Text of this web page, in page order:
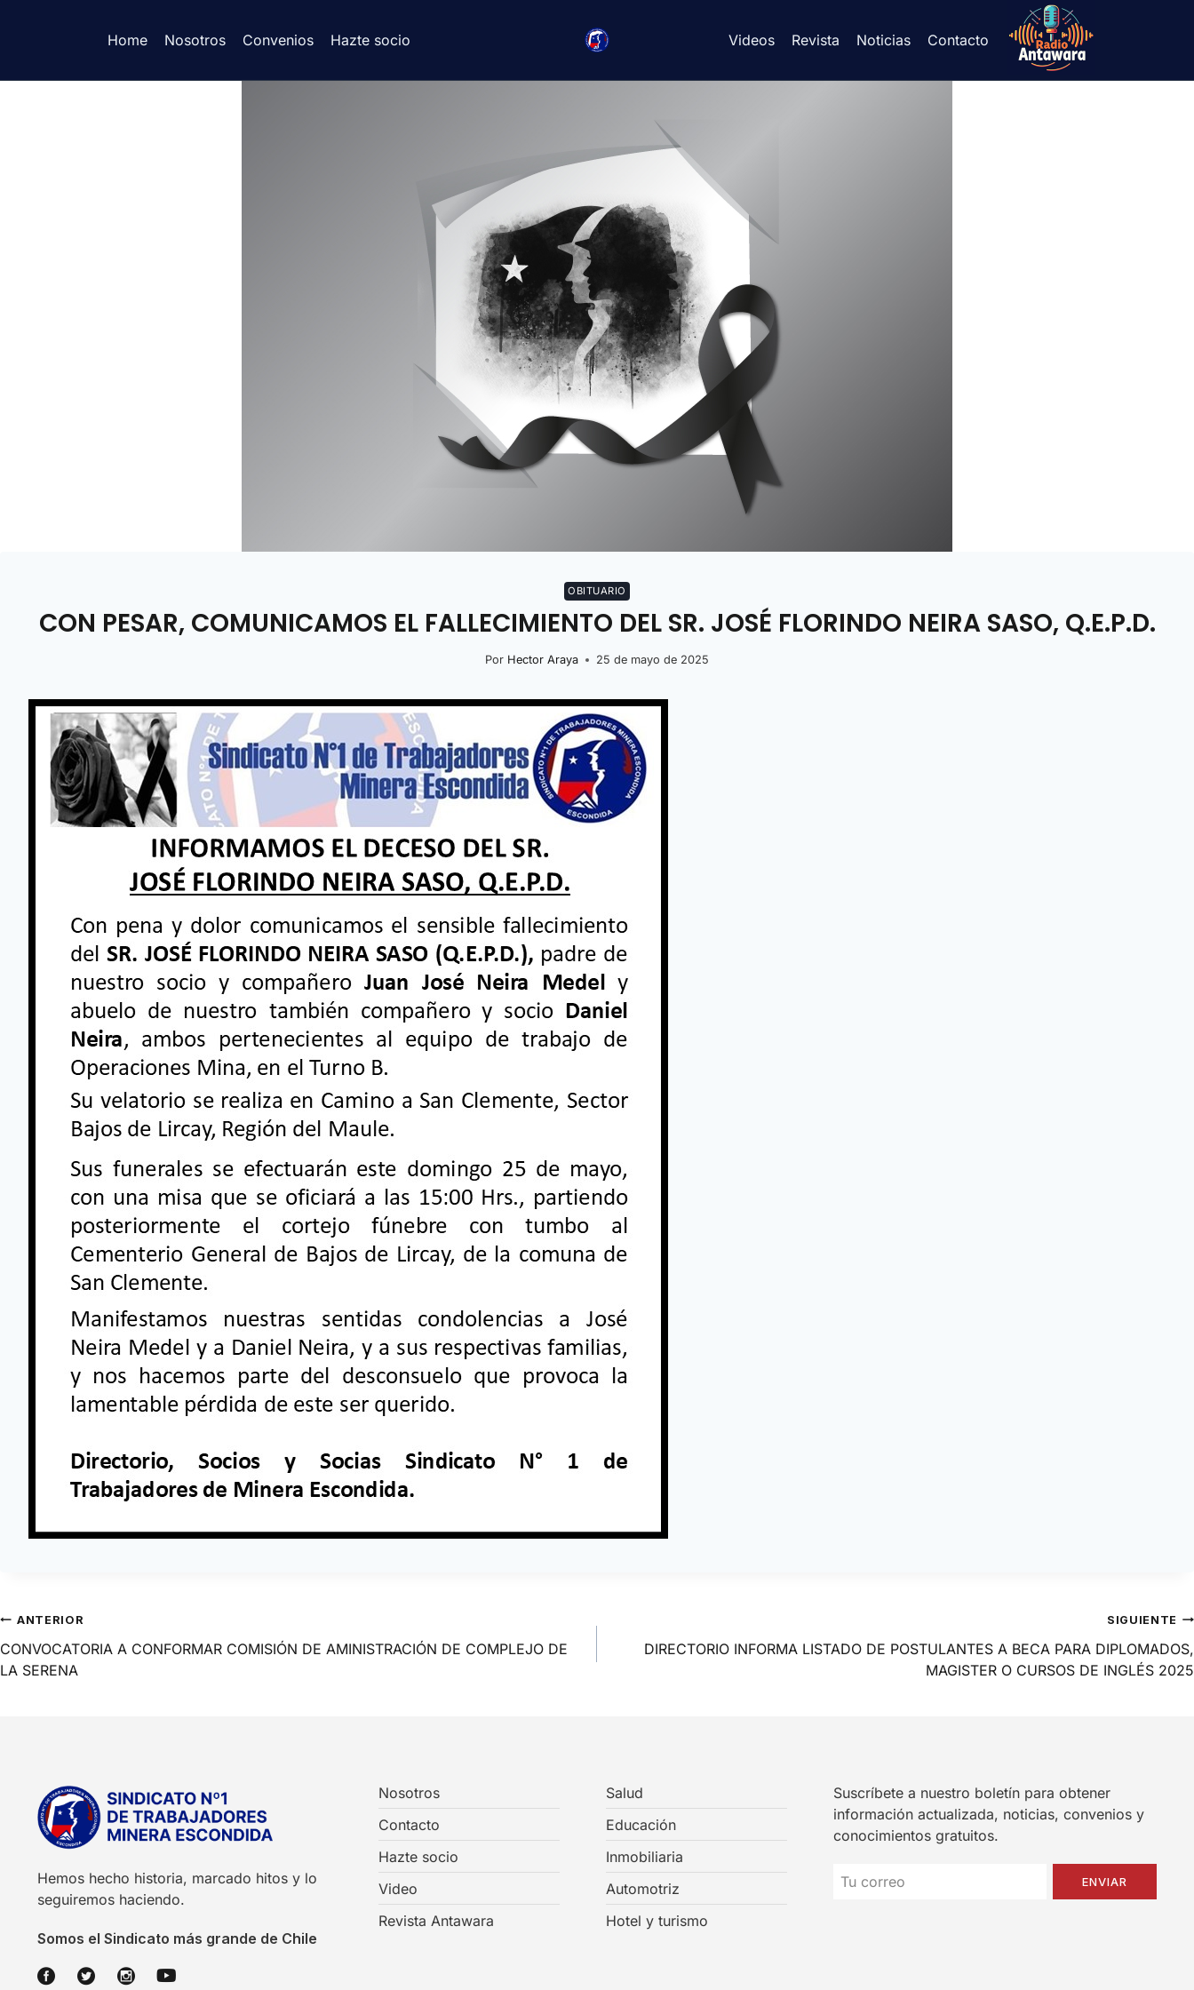
Home Nosotros Convenios Hazte socio Videos Revista Noticias Contacto
OBITUARIO
CON PESAR, COMUNICAMOS EL FALLECIMIENTO DEL SR. JOSÉ FLORINDO NEIRA SASO, Q.E.P.D.
Por Hector Araya 25 de mayo de 2025
ANTERIOR
CONVOCATORIA A CONFORMAR COMISIÓN DE AMINISTRACIÓN DE COMPLEJO DE
LA SERENA
SIGUIENTE
DIRECTORIO INFORMA LISTADO DE POSTULANTES A BECA PARA DIPLOMADOS,
MAGISTER O CURSOS DE INGLÉS 2025
Hemos hecho historia, marcado hitos y lo
seguiremos haciendo.
Somos el Sindicato más grande de Chile
Nosotros
Contacto
Hazte socio
Video
Revista Antawara
Salud
Educación
Inmobiliaria
Automotriz
Hotel y turismo
Suscríbete a nuestro boletín para obtener
información actualizada, noticias, convenios y
conocimientos gratuitos.
ENVIAR